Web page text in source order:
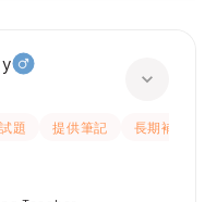
題 提供筆記
長期補習